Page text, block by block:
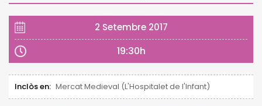
2 Setembre 2017
19:30h
Inclòs en: Mercat Medieval (L'Hospitalet de l'Infant)